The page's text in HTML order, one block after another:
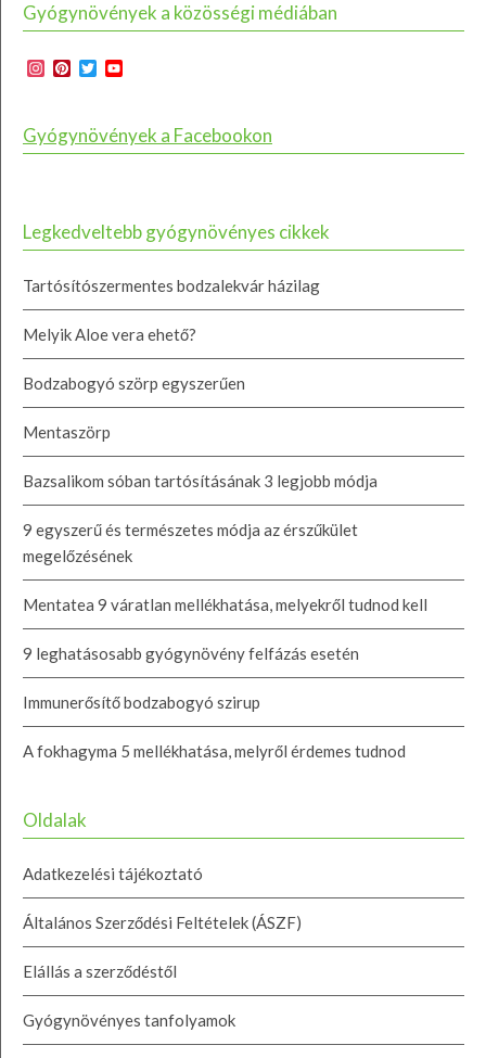
Gyógynövények a közösségi médiában
Instagram
Pinterest
Twitter
Gyógynövények a Facebookon
Legkedveltebb gyógynövényes cikkek
Tartósítószermentes bodzalekvár házilag
Melyik Aloe vera ehető?
Bodzabogyó szörp egyszerűen
Mentaszörp
Bazsalikom sóban tartósításának 3 legjobb módja
9 egyszerű és természetes módja az érszűkület
megelőzésének
Mentatea 9 váratlan mellékhatása, melyekről tudnod kell
9 leghatásosabb gyógynövény felfázás esetén
Immunerősítő bodzabogyó szirup
A fokhagyma 5 mellékhatása, melyről érdemes tudnod
Oldalak
Adatkezelési tájékoztató
Általános Szerződési Feltételek (ÁSZF)
Elállás a szerződéstől
Gyógynövényes tanfolyamok